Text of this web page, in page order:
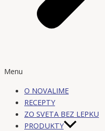
Menu
O NOVALIME
RECEPTY
ZO SVETA BEZ LEPKU
PRODUKTY